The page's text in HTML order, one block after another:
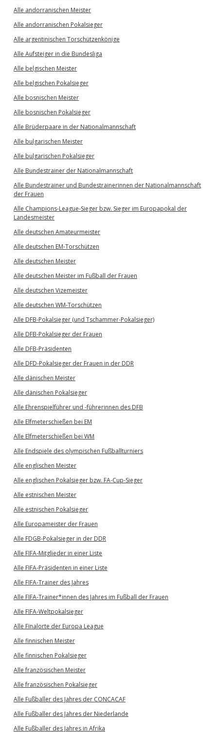
Alle andorranischen Meister
Alle andorranischen Pokalsieger
Alle argentinischen Torschützenkönige
Alle Aufsteiger in die Bundesliga
Alle belgischen Meister
Alle belgischen Pokalsieger
Alle bosnischen Meister
Alle bosnischen Pokalsieger
Alle Brüderpaare in der Nationalmannschaft
Alle bulgarischen Meister
Alle bulgarischen Pokalsieger
Alle Bundestrainer der Nationalmannschaft
Alle Bundestrainer und Bundestrainerinnen der Nationalmannschaft
der Frauen
Alle Champions-League-Sieger bzw. Sieger im Europapokal der
Landesmeister
Alle deutschen Amateurmeister
Alle deutschen EM-Torschützen
Alle deutschen Meister
Alle deutschen Meister im Fußball der Frauen
Alle deutschen Vizemeister
Alle deutschen WM-Torschützen
Alle DFB-Pokalsieger (und Tschammer-Pokalsieger)
Alle DFB-Pokalsieger der Frauen
Alle DFB-Präsidenten
Alle DFD-Pokalsieger der Frauen in der DDR
Alle dänischen Meister
Alle dänischen Pokalsieger
Alle Ehrenspielführer und -führerinnen des DFB
Alle Elfmeterschießen bei EM
Alle Elfmeterschießen bei WM
Alle Endspiele des olympischen Fußballturniers
Alle englischen Meister
Alle englischen Pokalsieger bzw. FA-Cup-Sieger
Alle estnischen Meister
Alle estnischen Pokalsieger
Alle Europameister der Frauen
Alle FDGB-Pokalsieger in der DDR
Alle FIFA-Mitglieder in einer Liste
Alle FIFA-Präsidenten in einer Liste
Alle FIFA-Trainer des Jahres
Alle FIFA-Trainer*innen des Jahres im Fußball der Frauen
Alle FIFA-Weltpokalsieger
Alle Finalorte der Europa League
Alle finnischen Meister
Alle finnischen Pokalsieger
Alle französischen Meister
Alle französischen Pokalsieger
Alle Fußballer des Jahres der CONCACAF
Alle Fußballer des Jahres der Niederlande
Alle Fußballer des Jahres in Afrika